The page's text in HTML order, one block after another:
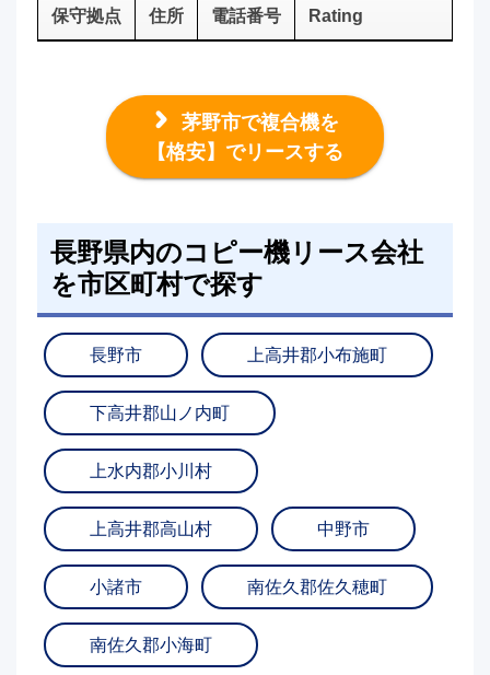
保守拠点 住所 電話番号 Rating
茅野市で複合機を
【格安】でリースする
長野県内のコピー機リース会社
を市区町村で探す
長野市 上高井郡小布施町
下高井郡山ノ内町
上水内郡小川村
上高井郡高山村 中野市
小諸市 南佐久郡佐久穂町
南佐久郡小海町